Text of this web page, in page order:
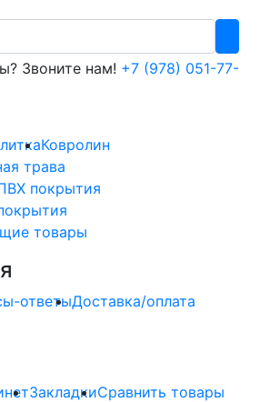
Звоните нам! +7 (978) 051-77-
Ковролин
трава
покрытия
товары
ответыДоставка/оплата
ЗакладкиСравнить товары